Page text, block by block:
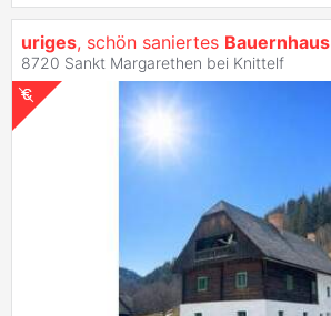
uriges, schön saniertes Bauernhaus
8720 Sankt Margarethen bei Knittelf